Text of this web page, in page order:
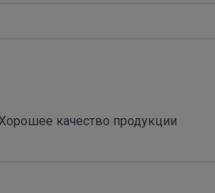
качество продукции